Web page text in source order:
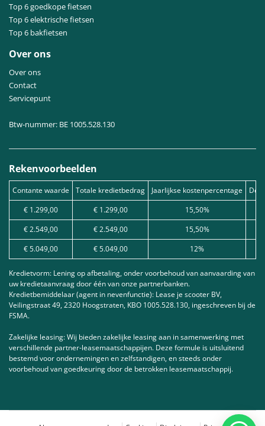
Top 6 goedkope fietsen
Top 6 elektrische fietsen
Top 6 bakfietsen
Over ons
Over ons
Contact
Servicepunt
Btw-nummer: BE 1005.528.130
Rekenvoorbeelden
Contante waarde Totale kredietbedrag Jaarlijkse kostenpercentage
€ 1.299,00
€ 1.299,00
15,50%
€ 2.549,00
€ 2.549,00
15,50%
€ 5.049,00
€ 5.049,00 12%
Kredietvorm: Lening op afbetaling, onder voorbehoud van aanvaarding van
uw kredietaanvraag door één van onze partnerbanken.
Kredietbemiddelaar (agent in nevenfunctie): Lease je scooter BV,
Veilingstraat 49, 2320 Hoogstraten, KBO 1005.528.130, ingeschreven bij de
FSMA.
Zakelijke leasing: Wij bieden zakelijke leasing aan in samenwerking met
verschillende partner-leasemaatschappijen. Deze formule is uitsluitend
bestemd voor ondernemingen en zelfstandigen, en steeds onder
voorbehoud van goedkeuring door de betrokken leasemaatschappij.